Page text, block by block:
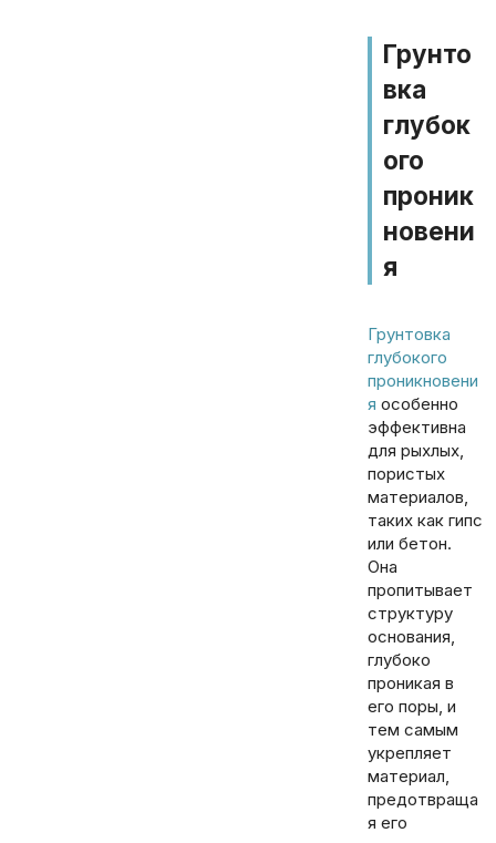
Грунто
вка
глубок
ого
проник
новени
я
Грунтовка
глубокого
проникновени
я особенно
эффективна
для рыхлых,
пористых
материалов,
таких как гипс
или бетон.
Она
пропитывает
структуру
основания,
глубоко
проникая в
его поры, и
тем самым
укрепляет
материал,
предотвраща
я его